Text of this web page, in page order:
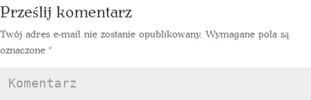
Prześlij komentarz
Twój adres e-mail nie zostanie opublikowany. Wymagane pola są
oznaczone *